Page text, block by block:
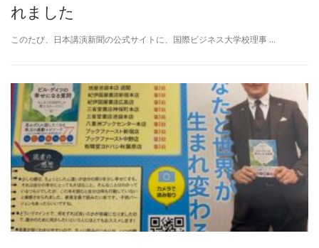
れました
このたび、日本講演新聞の公式サイトに、国際ビジネス大学校理事 …